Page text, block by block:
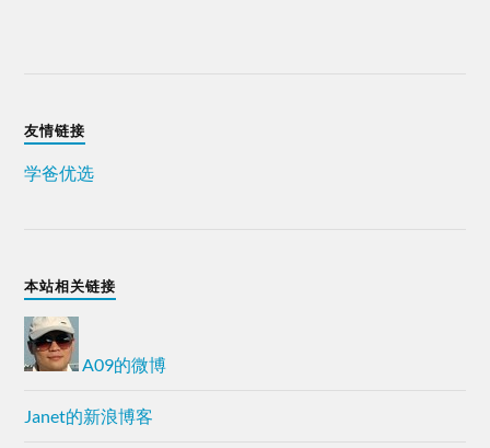
友情链接
学爸优选
本站相关链接
A09的微博
Janet的新浪博客